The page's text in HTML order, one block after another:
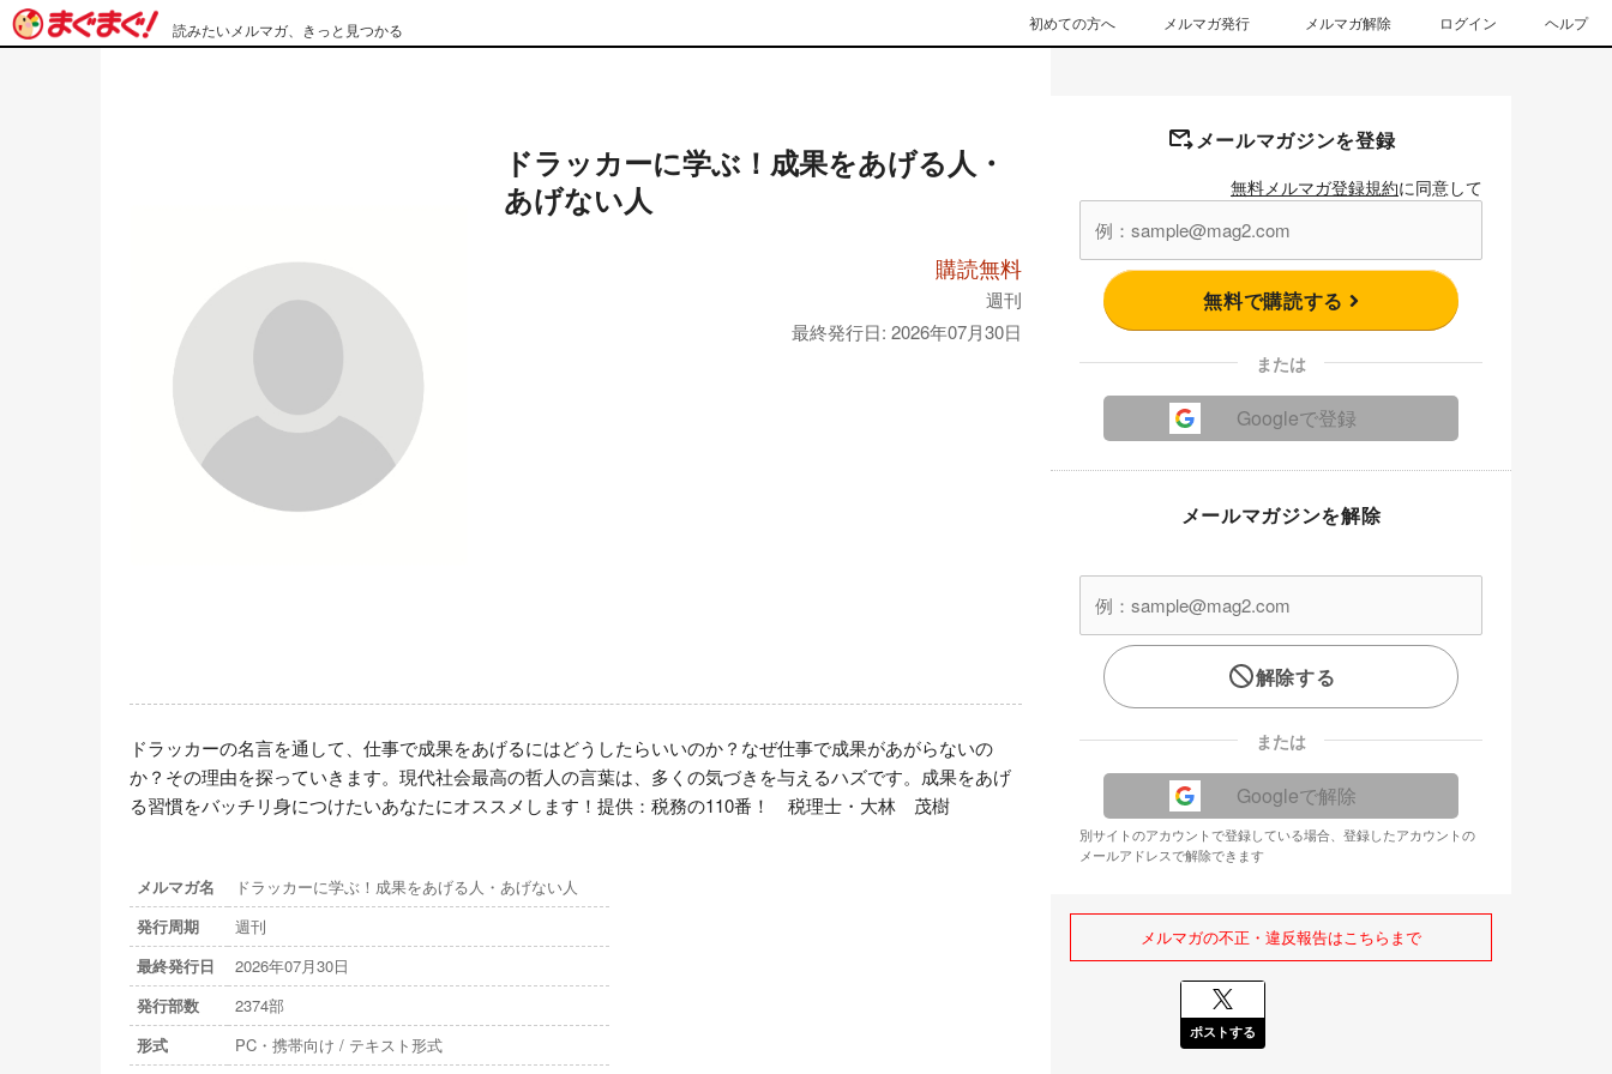
読みたいメルマガ、きっと見つかる 初めての方へ メルマガ発行 メルマガ解除 ログイン ヘルプ
ドラッカーに学ぶ！成果をあげる人・
あげない人
購読無料
週刊
最終発行日: 2026年07月30日
ドラッカーの名言を通して、仕事で成果をあげるにはどうしたらいいのか？なぜ仕事で成果があがらないの
か？その理由を探っていきます。現代社会最高の哲人の言葉は、多くの気づきを与えるハズです。成果をあげ
る習慣をバッチリ身につけたいあなたにオススメします！提供：税務の110番！　税理士・大林　茂樹
メルマガ名
ドラッカーに学ぶ！成果をあげる人・あげない人
発行周期
週刊
最終発行日
2026年07月30日
発行部数
2374部
形式
PC・携帯向け / テキスト形式
メールマガジンを登録
無料メルマガ登録規約に同意して
無料で購読する
または
Googleで登録
メールマガジンを解除
解除する
または
Googleで解除
別サイトのアカウントで登録している場合、登録したアカウントの
メールアドレスで解除できます
メルマガの不正・違反報告はこちらまで
ポストする